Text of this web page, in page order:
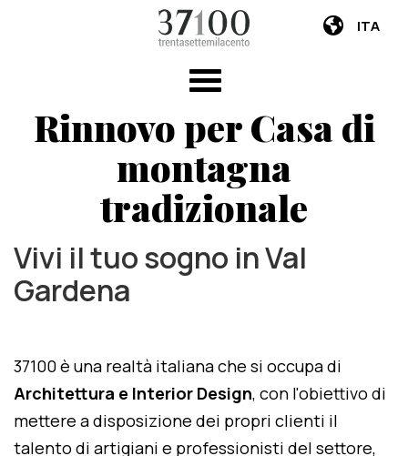
ITA
Rinnovo per Casa di
montagna
tradizionale
Vivi il tuo sogno in Val
Gardena
37100 è una realtà italiana che si occupa di
Architettura e Interior Design, con l'obiettivo di
mettere a disposizione dei propri clienti il
talento di artigiani e professionisti del settore,